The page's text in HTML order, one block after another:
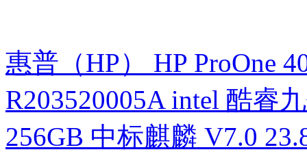
惠普（HP） HP ProOne
R203520005A intel 酷睿
256GB 中标麒麟 V7.0